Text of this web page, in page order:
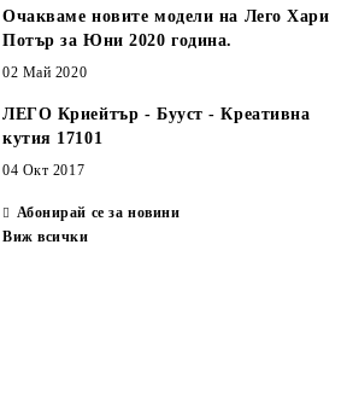
Очакваме новите модели на Лего Хари
Потър за Юни 2020 година.
02 Май 2020
ЛЕГО Криейтър - Бууст - Креативна
кутия 17101
04 Окт 2017
Абонирай се за новини
Виж всички